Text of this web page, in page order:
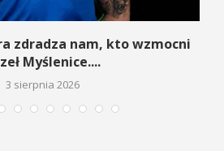
zdradza nam, kto wzmocni
Myślenice....
3 sierpnia 2026